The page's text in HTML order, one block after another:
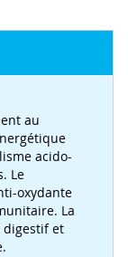
au
acido-
Le
oxydante
La
digestif et